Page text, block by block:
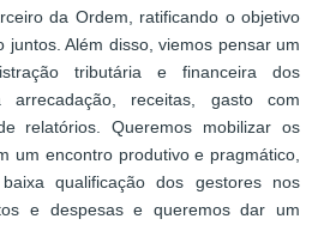
da Ordem, ratificando o objetivo
juntos. Além disso, viemos pensar um
tributária e financeira dos
arrecadação, receitas, gasto com
relatórios. Queremos mobilizar os
um encontro produtivo e pragmático,
qualificação dos gestores nos
e despesas e queremos dar um